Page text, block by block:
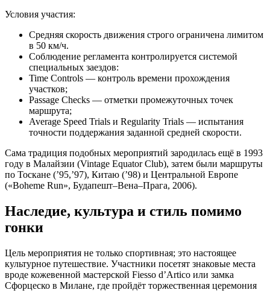
Условия участия:
Средняя скорость движения строго ограничена лимитом
в 50 км/ч.
Соблюдение регламента контролируется системой
специальных заездов:
Time Controls — контроль времени прохождения
участков;
Passage Checks — отметки промежуточных точек
маршрута;
Average Speed Trials и Regularity Trials — испытания
точности поддержания заданной средней скорости.
Сама традиция подобных мероприятий зародилась ещё в 1993
году в Малайзии (Vintage Equator Club), затем были маршруты
по Тоскане (’95,’97), Китаю (’98) и Центральной Европе
(«Boheme Run», Будапешт–Вена–Прага, 2006).
Наследие, культура и стиль помимо
гонки
Цель мероприятия не только спортивная; это настоящее
культурное путешествие. Участники посетят знаковые места
вроде кожевенной мастерской Fiesso d’Artico или замка
Сфорцеско в Милане, где пройдёт торжественная церемония